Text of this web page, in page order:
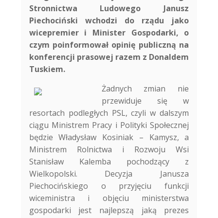
Stronnictwa Ludowego Janusz
Piechociński wchodzi do rządu jako
wicepremier i Minister Gospodarki, o
czym poinformował opinię publiczną na
konferencji prasowej razem z Donaldem
Tuskiem.
Żadnych zmian nie
przewiduje się w
resortach podległych PSL, czyli w dalszym
ciągu Ministrem Pracy i Polityki Społecznej
będzie Władysław Kosiniak – Kamysz, a
Ministrem Rolnictwa i Rozwoju Wsi
Stanisław Kalemba pochodzący z
Wielkopolski. Decyzja Janusza
Piechocińskiego o przyjęciu funkcji
wiceministra i objęciu ministerstwa
gospodarki jest najlepszą jaką prezes